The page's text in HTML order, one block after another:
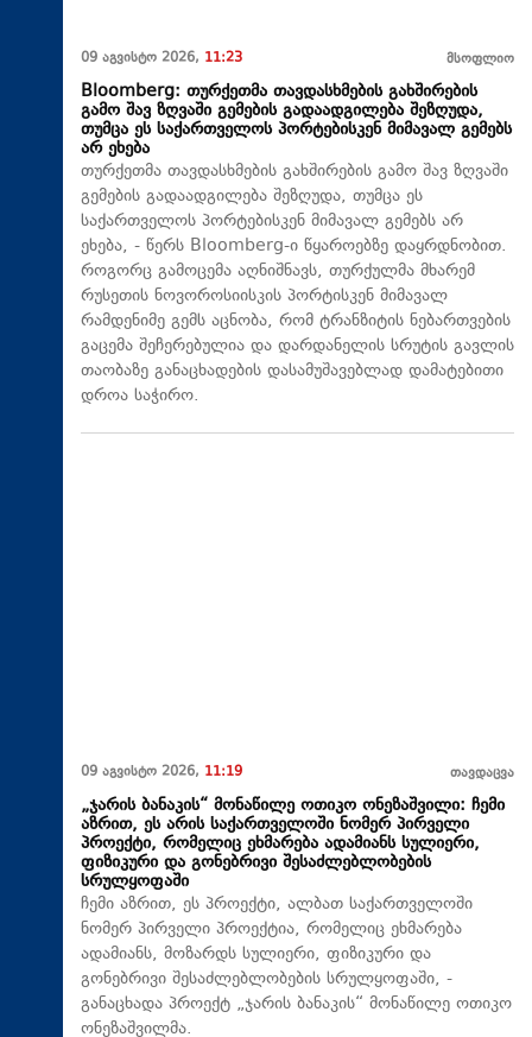
09 აგვისტო 2026, 11:23 მსოფლიო
Bloomberg: თურქეთმა თავდასხმების გახშირების
გამო შავ ზღვაში გემების გადაადგილება შეზღუდა,
თუმცა ეს საქართველოს პორტებისკენ მიმავალ გემებს
არ ეხება
თურქეთმა თავდასხმების გახშირების გამო შავ ზღვაში
გემების გადაადგილება შეზღუდა, თუმცა ეს
საქართველოს პორტებისკენ მიმავალ გემებს არ
ეხება, - წერს Bloomberg-ი წყაროებზე დაყრდნობით.
როგორც გამოცემა აღნიშნავს, თურქულმა მხარემ
რუსეთის ნოვოროსიისკის პორტისკენ მიმავალ
რამდენიმე გემს აცნობა, რომ ტრანზიტის ნებართვების
გაცემა შეჩერებულია და დარდანელის სრუტის გავლის
თაობაზე განაცხადების დასამუშავებლად დამატებითი
დროა საჭირო.
09 აგვისტო 2026, 11:19 თავდაცვა
„ჯარის ბანაკის“ მონაწილე ოთიკო ონეზაშვილი: ჩემი
აზრით, ეს არის საქართველოში ნომერ პირველი
პროექტი, რომელიც ეხმარება ადამიანს სულიერი,
ფიზიკური და გონებრივი შესაძლებლობების
სრულყოფაში
ჩემი აზრით, ეს პროექტი, ალბათ საქართველოში
ნომერ პირველი პროექტია, რომელიც ეხმარება
ადამიანს, მოზარდს სულიერი, ფიზიკური და
გონებრივი შესაძლებლობების სრულყოფაში, -
განაცხადა პროექტ „ჯარის ბანაკის“ მონაწილე ოთიკო
ონეზაშვილმა.